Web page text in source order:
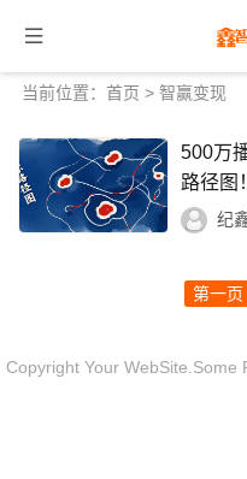
当前位置： 首页 > 智赢变现
500万
路径图
纪
第一页
Copyright Your WebSite.Some